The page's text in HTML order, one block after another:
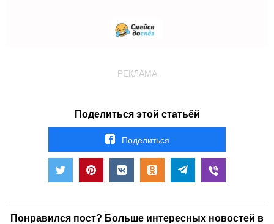
РЕКЛАМА
Поделиться этой статьёй
Поделиться
Понравился пост? Больше интересных новостей в